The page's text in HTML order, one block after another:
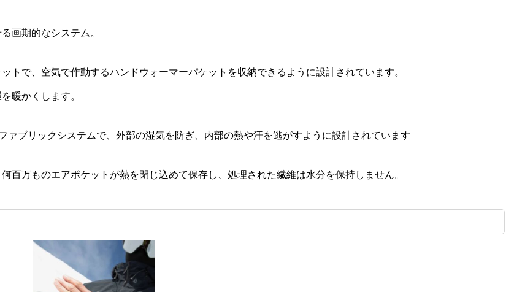
画期的なシステム。
で、空気で作動するハンドウォーマーパケットを収納できるように設計されています。
暖かくします。
ブリックシステムで、外部の湿気を防ぎ、内部の熱や汗を逃がすように設計されています
万ものエアポケットが熱を閉じ込めて保存し、処理された繊維は水分を保持しません。